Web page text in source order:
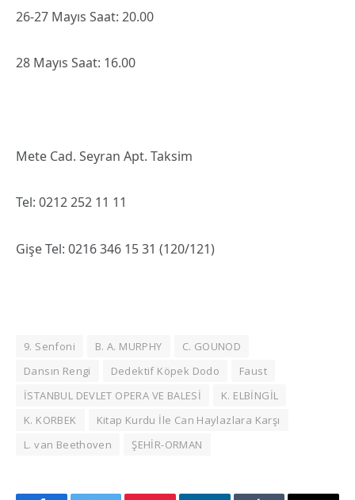
26-27 Mayıs Saat: 20.00
28 Mayıs Saat: 16.00
Mete Cad. Seyran Apt. Taksim
Tel: 0212 252 11 11
Gişe Tel: 0216 346 15 31 (120/121)
9. Senfoni B. A. MURPHY
C. GOUNOD
Dansın Rengi
Dedektif Köpek Dodo
Faust
İSTANBUL DEVLET OPERA VE BALESİ
K. ELBİNGİL
K. KORBEK
Kitap Kurdu İle Can Haylazlara Karşı
L. van Beethoven
ŞEHİR-ORMAN